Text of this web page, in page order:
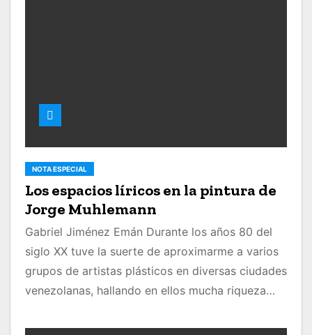
NOTA ESPECIAL
Los espacios líricos en la pintura de
Jorge Muhlemann
Gabriel Jiménez Emán Durante los años 80 del
siglo XX tuve la suerte de aproximarme a varios
grupos de artistas plásticos en diversas ciudades
venezolanas, hallando en ellos mucha riqueza…